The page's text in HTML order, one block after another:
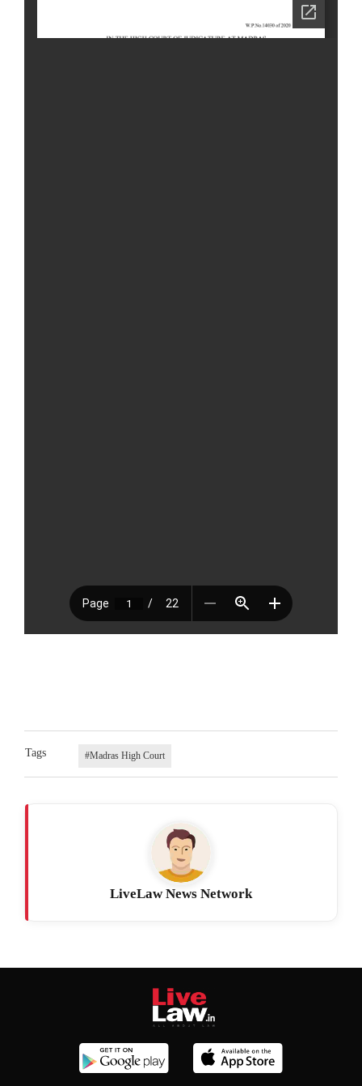
Tags #Madras High Court
LiveLaw News Network